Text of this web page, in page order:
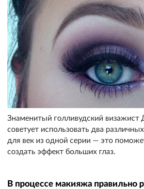
Знаменитый голливудский визажист
советует использовать два
для век из одной серии — это
создать эффект больших глаз.
В процессе макияжа правильно